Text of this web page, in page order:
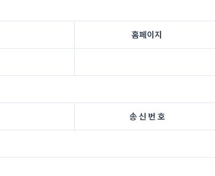
홈페이지
송 신 번 호